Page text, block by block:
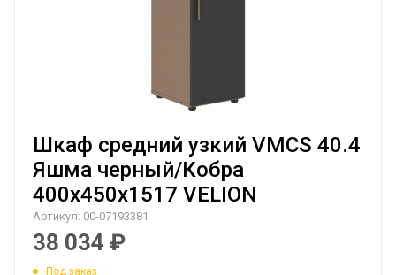
Шкаф средний узкий VMCS 40.4
Яшма черный/Кобра
400х450х1517 VELION
Артикул: 00-07193381
38 034 ₽
Под заказ